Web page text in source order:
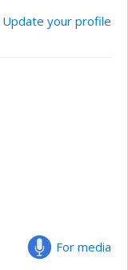
Update your profile
For media